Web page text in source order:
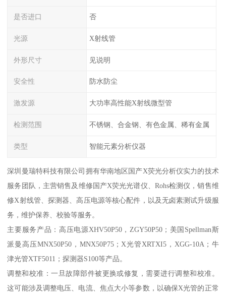
是否进口 否
光源 X射线管
外形尺寸 见说明
安全性 防水防尘
激发源 大功率高性能X射线微型管
检测范围 不锈钢、合金钢、有色金属、稀有金属
类型 智能元素分析仪器
深圳曼瑞特科技有限公司拥有华南地区国产X荧光分析仪实力的技术
服务团队，主营销售及维修国产X荧光光谱仪、Rohs检测仪，销售维
修X射线管、探测器、高压电源等核心配件，以及无卤素测试升级服
务，维护保养、校验等服务。
主要服务产品：高压电源XHV50P50，ZGY50P50；美国Spellman斯
派曼高压MNX50P50，MNX50P75；X光管XRTXI5，XGG-10A；牛
津光管XTF5011；探测器S100等产品。
调整和校准：一旦故障部件被更换或修复，需要进行调整和校准。
这可能涉及调整电压、电流、焦点大小等参数，以确保X光管的正常